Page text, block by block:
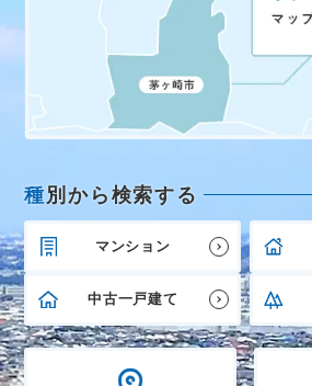
種別から検索する
マンション
中古一戸建て